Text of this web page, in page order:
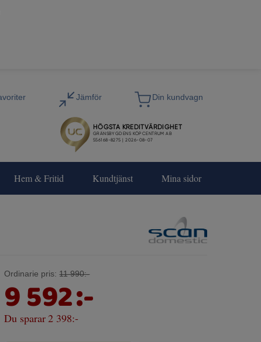
Hem & Fritid Kundtjänst Mina sidor
Ordinarie pris: 11 990:-
9 592:-
Du sparar2 398:-